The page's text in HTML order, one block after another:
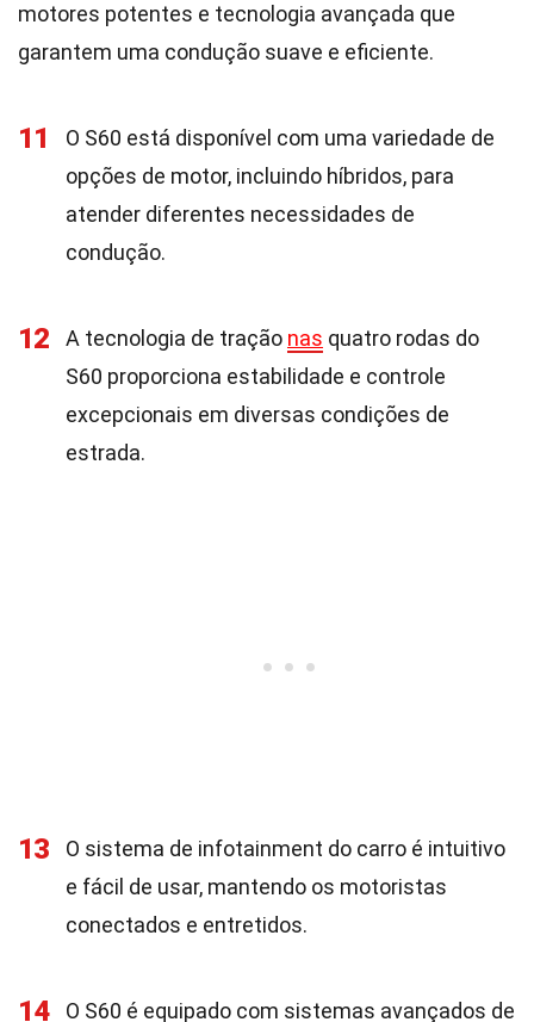
motores potentes e tecnologia avançada que
garantem uma condução suave e eficiente.
11
O S60 está disponível com uma variedade de
opções de motor, incluindo híbridos, para
atender diferentes necessidades de
condução.
12 A tecnologia de tração nas quatro rodas do
S60 proporciona estabilidade e controle
excepcionais em diversas condições de
estrada.
13
O sistema de infotainment do carro é intuitivo
e fácil de usar, mantendo os motoristas
conectados e entretidos.
14
O S60 é equipado com sistemas avançados de